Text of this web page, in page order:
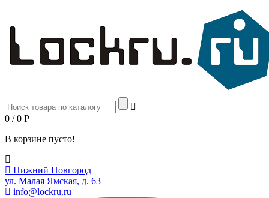
0 / 0 Р
В корзине пусто!
Нижний Новгород
ул. Малая Ямская, д. 63
info@lockru.ru